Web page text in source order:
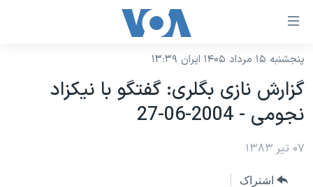
لینکهای
دسترسی
جهش
محتوای
اصلی
جهش
نسخه سبک وب‌سایت
موضوع ها
ایران
آمریکا
برنامه های تلویزیونی
جدول برنامه ها
پنجشنبه ۱۵ مرداد ۱۴۰۵ ایران ۱۳:۳۹
گزارش نازی بگلری: گفتگو با نيکزاد
نجومی - 2004-06-27
۰۷ تیر ۱۳۸۳
اشتراک